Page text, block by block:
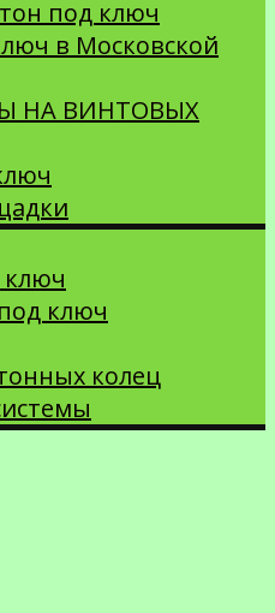
под ключ
в Московской
НА ВИНТОВЫХ
ключ
колец